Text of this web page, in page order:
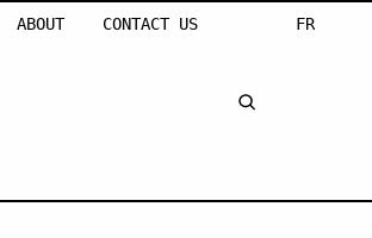
ABOUT CONTACT US FR